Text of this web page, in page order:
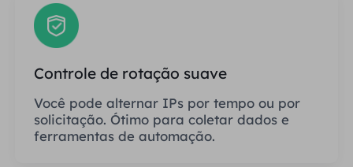
Controle de rotação suave
Você pode alternar IPs por tempo ou por
solicitação. Ótimo para coletar dados e
ferramentas de automação.